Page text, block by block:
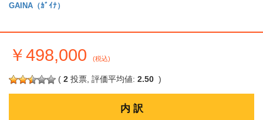
GAINA（ｶﾞｲﾅ）
￥498,000 (税込)
( 2 投票, 評価平均値: 2.50 )
内 訳